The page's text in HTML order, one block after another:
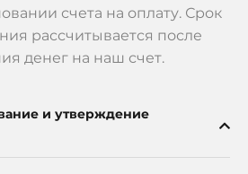
счета на оплату. Срок
рассчитывается после
денег на наш счет.
и утверждение